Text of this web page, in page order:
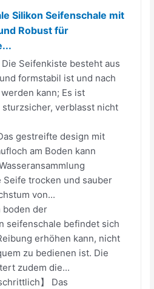
Silikon Seifenschale mit
Robust für
Die Seifenkiste besteht aus
formstabil ist und nach
kann; Es ist
verblasst nicht
gestreifte design mit
am Boden kann
Seife trocken und sauber
von...
boden der
seifenschale befindet sich
erhöhen kann, nicht
zu bedienen ist. Die
zudem die...
】 Das